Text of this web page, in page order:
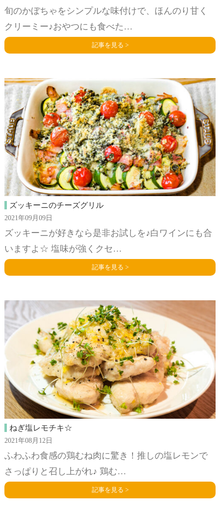
旬のかぼちゃをシンプルな味付けで、ほんのり甘く
クリーミー♪おやつにも食べた…
記事を見る >
ズッキーニのチーズグリル
2021年09月09日
ズッキーニが好きなら是非お試しを♪白ワインにも合
いますよ☆ 塩味が強くクセ…
記事を見る >
ねぎ塩レモチキ☆
2021年08月12日
ふわふわ食感の鶏むね肉に驚き！推しの塩レモンで
さっぱりと召し上がれ♪ 鶏む…
記事を見る >